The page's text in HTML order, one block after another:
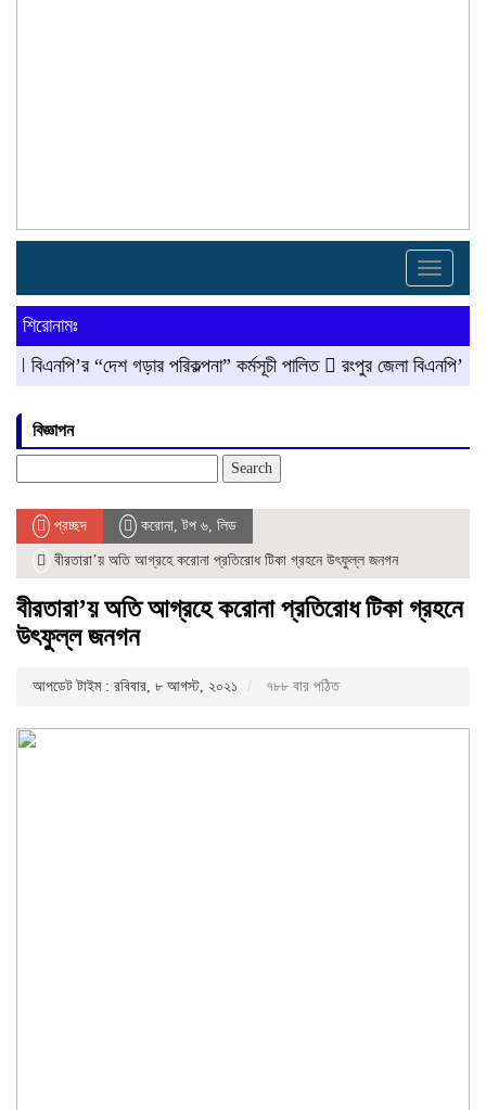
Toggle
শিরোনামঃ
“দেশ গড়ার পরিকল্পনা” কর্মসূচী পালিত
রংপুর জেলা বিএনপি’র সদস্য
বিজ্ঞাপন
for:
প্রচ্ছদ করোনা ,টপ ৬ লিড
বীরতারা’য় অতি আগ্রহে করোনা প্রতিরোধ টিকা গ্রহনে উৎফুল্ল জনগন
বীরতারা’য় অতি আগ্রহে করোনা প্রতিরোধ টিকা গ্রহনে
উৎফুল্ল জনগন
আপডেট টাইম : রবিবার, ৮ আগস্ট, ২০২১ ৭৮৮ বার পঠিত